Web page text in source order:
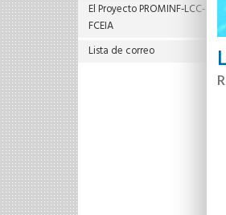
El Proyecto PROMINF‐LCC‐
FCEIA
Lista de correo